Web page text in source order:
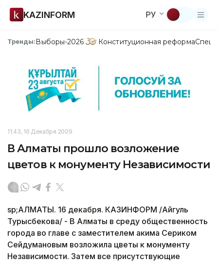
KAZINFORM РУ
Тренды:Выборы-2026 Конституционная реформа
11:43, 16 Декабря 2009
В Алматы прошло возложение
цветов к монументу Независимости
sp;АЛМАТЫ. 16 декабря. КАЗИНФОРМ /Айгуль
Турысбекова/ - В Алматы в среду общественность
города во главе с заместителем акима Сериком
Сейдумановым возложила цветы к монументу
Независимости. Затем все присутствующие